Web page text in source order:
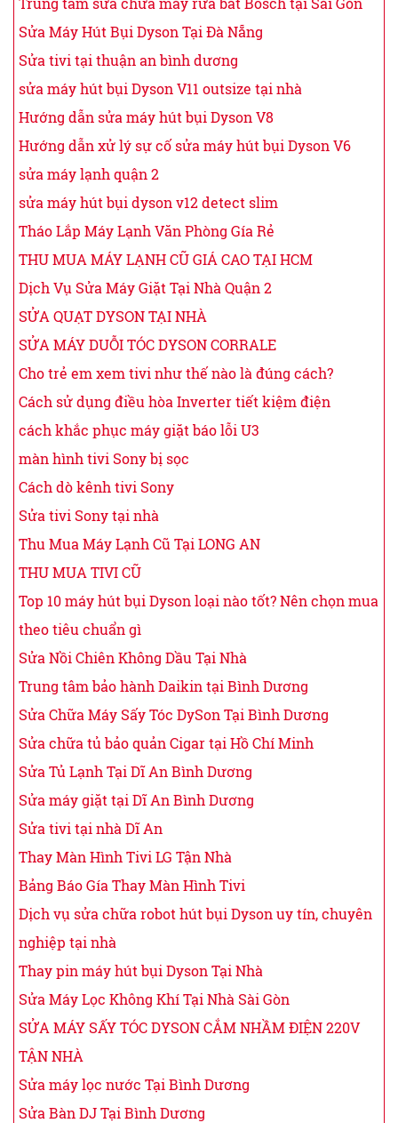
Sửa Máy Hút Bụi Dyson Tại Đà Nẵng
Sửa tivi tại thuận an bình dương
sửa máy hút bụi Dyson V11 outsize tại nhà
Hướng dẫn sửa máy hút bụi Dyson V8
Hướng dẫn xử lý sự cố sửa máy hút bụi Dyson V6
sửa máy lạnh quận 2
sửa máy hút bụi dyson v12 detect slim
Tháo Lắp Máy Lạnh Văn Phòng Gía Rẻ
THU MUA MÁY LẠNH CŨ GIÁ CAO TẠI HCM
Dịch Vụ Sửa Máy Giặt Tại Nhà Quận 2
SỬA QUẠT DYSON TẠI NHÀ
SỬA MÁY DUỖI TÓC DYSON CORRALE
Cho trẻ em xem tivi như thế nào là đúng cách?
Cách sử dụng điều hòa Inverter tiết kiệm điện
cách khắc phục máy giặt báo lỗi U3
màn hình tivi Sony bị sọc
Cách dò kênh tivi Sony
Sửa tivi Sony tại nhà
Thu Mua Máy Lạnh Cũ Tại LONG AN
THU MUA TIVI CŨ
Top 10 máy hút bụi Dyson loại nào tốt? Nên chọn mua
theo tiêu chuẩn gì
Sửa Nồi Chiên Không Dầu Tại Nhà
Trung tâm bảo hành Daikin tại Bình Dương
Sửa Chữa Máy Sấy Tóc DySon Tại Bình Dương
Sửa chữa tủ bảo quản Cigar tại Hồ Chí Minh
Sửa Tủ Lạnh Tại Dĩ An Bình Dương
Sửa máy giặt tại Dĩ An Bình Dương
Sửa tivi tại nhà Dĩ An
Thay Màn Hình Tivi LG Tận Nhà
Bảng Báo Gía Thay Màn Hình Tivi
Dịch vụ sửa chữa robot hút bụi Dyson uy tín, chuyên
nghiệp tại nhà
Thay pin máy hút bụi Dyson Tại Nhà
Sửa Máy Lọc Không Khí Tại Nhà Sài Gòn
SỬA MÁY SẤY TÓC DYSON CẮM NHẦM ĐIỆN 220V
TẬN NHÀ
Sửa máy lọc nước Tại Bình Dương
Sửa Bàn DJ Tại Bình Dương